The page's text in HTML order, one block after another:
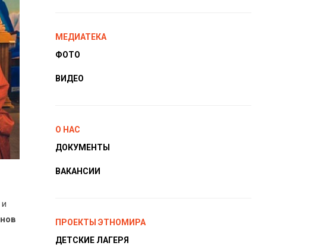
МЕДИАТЕКА
ФОТО
ВИДЕО
О НАС
ДОКУМЕНТЫ
ВАКАНСИИ
ПРОЕКТЫ ЭТНОМИРА
ДЕТСКИЕ ЛАГЕРЯ